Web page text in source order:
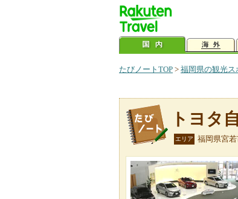
たびノートTOP > 福岡県の観光ス
トヨタ
エリア 福岡県宮